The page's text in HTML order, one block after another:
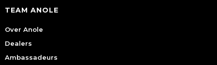
TEAM ANOLE
Over Anole
Dealers
Ambassadeurs